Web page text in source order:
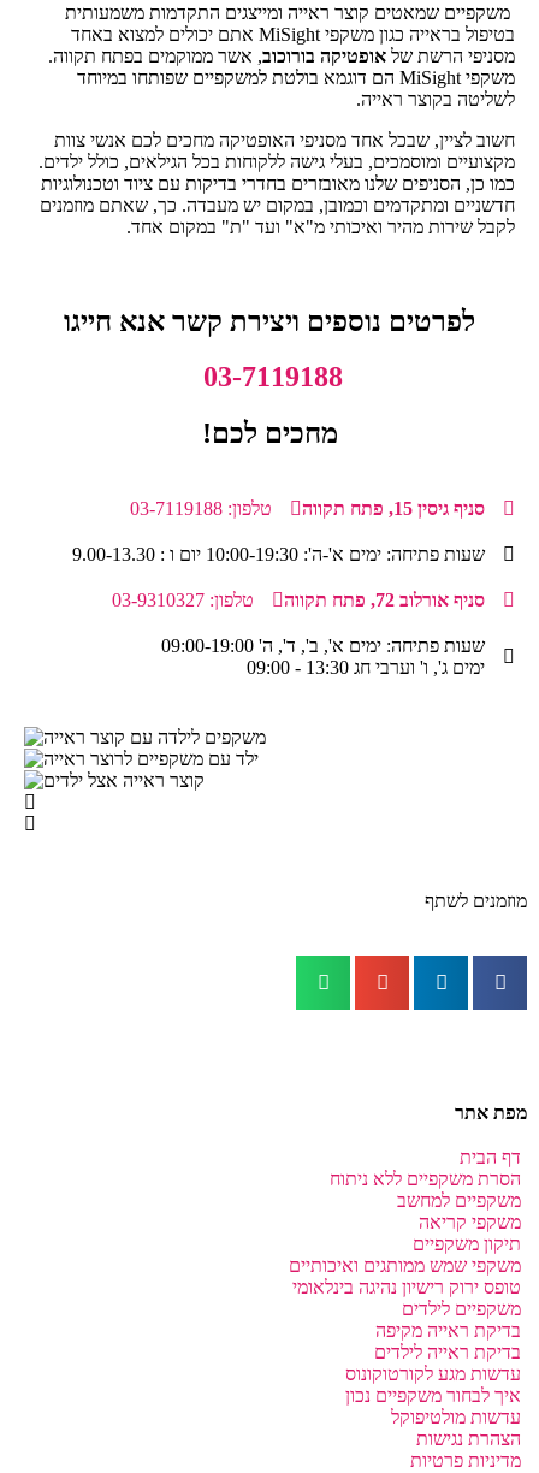
משקפיים שמאטים קוצר ראייה ומייצגים התקדמות משמעותית
בטיפול בראייה כגון משקפי MiSight אתם יכולים למצוא באחד
מסניפי הרשת של אופטיקה בורוכוב, אשר ממוקמים בפתח תקווה.
משקפי MiSight הם דוגמא בולטת למשקפיים שפותחו במיוחד
לשליטה בקוצר ראייה.
חשוב לציין, שבכל אחד מסניפי האופטיקה מחכים לכם אנשי צוות
מקצועיים ומוסמכים, בעלי גישה ללקוחות בכל הגילאים, כולל ילדים.
כמו כן, הסניפים שלנו מאובזרים בחדרי בדיקות עם ציוד וטכנולוגיות
חדשניים ומתקדמים וכמובן, במקום יש מעבדה. כך, שאתם מוזמנים
לקבל שירות מהיר ואיכותי מ"א" ועד "ת" במקום אחד.
לפרטים נוספים ויצירת קשר אנא חייגו
03-7119188
מחכים לכם!
סניף גיסין 15, פתח תקווה טלפון: 03-7119188
שעות פתיחה: ימים א'-ה': 10:00-19:30 יום ו : 9.00-13.30
סניף אורלוב 72, פתח תקווה טלפון: 03-9310327
שעות פתיחה: ימים א', ב', ד', ה' 09:00-19:00
ימים ג', ו' וערבי חג 13:30 - 09:00
מוזמנים לשתף
מפת אתר
דף הבית
הסרת משקפיים ללא ניתוח
משקפיים למחשב
משקפי קריאה
תיקון משקפיים
משקפי שמש ממותגים ואיכותיים
טופס ירוק רישיון נהיגה בינלאומי
משקפיים לילדים
בדיקת ראייה מקיפה
בדיקת ראייה לילדים
עדשות מגע לקורטוקונוס
איך לבחור משקפיים נכון
עדשות מולטיפוקל
הצהרת נגישות
מדיניות פרטיות